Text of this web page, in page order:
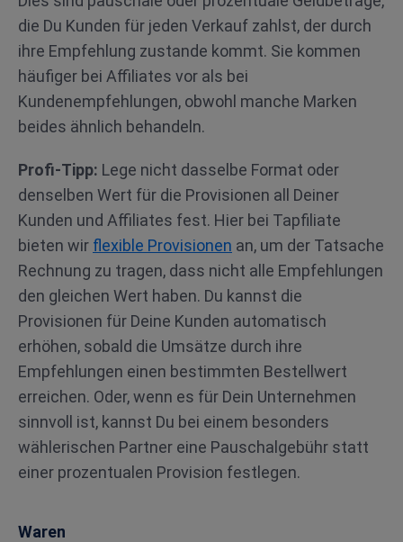
die Du Kunden für jeden Verkauf zahlst, der durch
ihre Empfehlung zustande kommt. Sie kommen
häufiger bei Affiliates vor als bei
Kundenempfehlungen, obwohl manche Marken
beides ähnlich behandeln.
Profi-Tipp: Lege nicht dasselbe Format oder
denselben Wert für die Provisionen all Deiner
Kunden und Affiliates fest. Hier bei Tapfiliate
bieten wir flexible Provisionen an, um der Tatsache
Rechnung zu tragen, dass nicht alle Empfehlungen
den gleichen Wert haben. Du kannst die
Provisionen für Deine Kunden automatisch
erhöhen, sobald die Umsätze durch ihre
Empfehlungen einen bestimmten Bestellwert
erreichen. Oder, wenn es für Dein Unternehmen
sinnvoll ist, kannst Du bei einem besonders
wählerischen Partner eine Pauschalgebühr statt
einer prozentualen Provision festlegen.
Waren